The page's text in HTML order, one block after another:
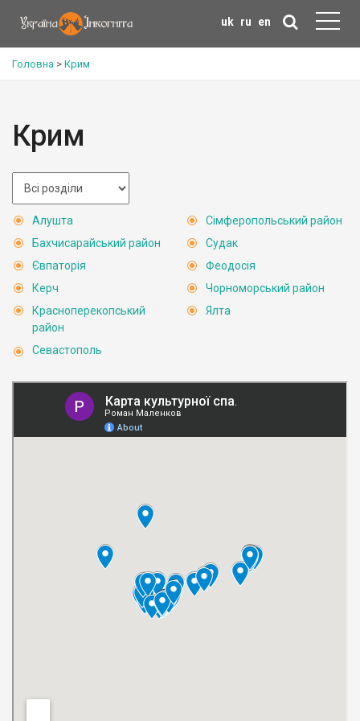
uk ru en
Головна > Крим
Крим
Алушта
Бахчисарайський район
Євпаторія
Керч
Красноперекопський
район
Севастополь
Сімферопольський район
Судак
Феодосія
Чорноморський район
Ялта